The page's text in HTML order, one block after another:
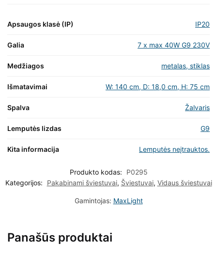
Apsaugos klasė (IP) IP20
Galia 7 x max 40W G9 230V
Medžiagos metalas, stiklas
Išmatavimai W: 140 cm, D: 18,0 cm, H: 75 cm
Spalva Žalvaris
Lemputės lizdas G9
Kita informacija Lemputės neįtrauktos.
Produkto kodas:
P0295
Kategorijos:
Pakabinami šviestuvai, Šviestuvai, Vidaus šviestuvai
Gamintojas: MaxLight
Panašūs produktai